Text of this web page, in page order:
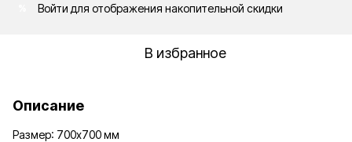
Войти для отображения накопительной скидки
В избранное
Описание
Размер: 700х700 мм